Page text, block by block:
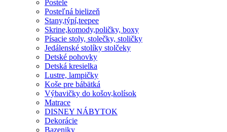
Postele
Posteľná bielizeň
Stany,týpí,teepee
Skrine,komody,poličky, boxy
Písacie stoly, stolečky, stoličky
Jedálenské stolíky stolčeky
Detské pohovky
Detská kresielka
Lustre, lampičky
Koše pre bábätká
Výbavičky do košov,kolísok
Matrace
DISNEY NÁBYTOK
Dekorácie
Bazeniky